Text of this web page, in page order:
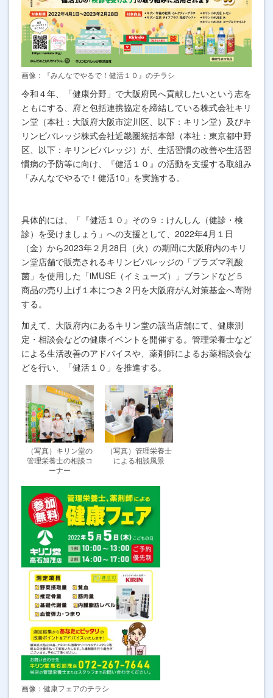
画像：『みんなでやるで！健活１０』のチラシ
令和４年、「健康分野」で大阪府民へ貢献したいという志を
ともにする、府と包括連携協定を締結している株式会社キリ
ン堂（本社：大阪府大阪市淀川区、以下：キリン堂）及びキ
リンビバレッジ株式会社近畿圏統括本部（本社：東京都中野
区、以下：キリンビバレッジ）が、生活習慣の改善や生活習
慣病の予防等に向け、『健活１０』の活動を支援する取組み
「みんなでやるで！健活10 」を実施する。
具体的には、「『健活１０』その９：けんしん（健診・検
診）を受けましょう」への支援として、 2022年4月１日
（金）から2023年２月28日（火）の期間に大阪府内のキリ
ン堂店舗で販売されるキリンビバレッジの「プラズマ乳酸
菌」を使用した「iMUSE （イミューズ）」ブランドなど５
商品の売り上げ１本につき２円を大阪府がん対策基金へ寄附
する。
加えて、大阪府内にあるキリン堂の該当店舗にて、健康測
定・相談会などの健康イベントを開催する。管理栄養士など
による生活改善のアドバイスや、薬剤師によるお薬相談会な
どを行い、「健活１０」を推進する。
（写真）キリン堂の
管理栄養士の相談コ
ーナー
（写真）管理栄養士
による相談風景
画像：健康フェアのチラシ